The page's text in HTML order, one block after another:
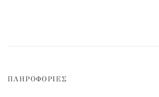
ΠΛΗΡΟΦΟΡΙΕΣ